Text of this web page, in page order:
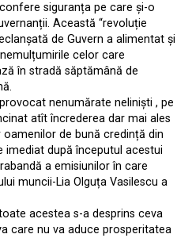
siguranța pe care și-o
Această “revoluție
de Guvern a alimentat și
celor care
în stradă săptămână de
nenumărate neliniști , pe
atît încrederea dar mai ales
de bună credință din
imediat după începutul acestui
a emisiunilor în care
muncii-Lia Olguța Vasilescu a
acestea s-a desprins ceva
care nu va aduce prosperitatea